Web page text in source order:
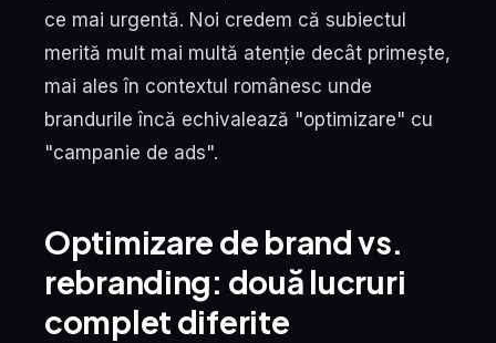
ce mai urgentă. Noi credem că subiectul
merită mult mai multă atenție decât primește,
mai ales în contextul românesc unde
brandurile încă echivalează "optimizare" cu
"campanie de ads".
Optimizare de brand vs.
rebranding: două lucruri
complet diferite